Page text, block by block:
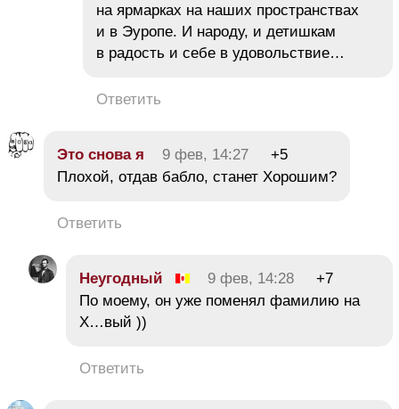
на ярмарках на наших пространствах
и в Эуропе. И народу, и детишкам
в радость и себе в удовольствие…
Ответить
Это снова я 9 фев, 14:27
+5
Плохой, отдав бабло, станет Хорошим?
Ответить
Неугодный 9 фев, 14:28
+7
По моему, он уже поменял фамилию на
Х…вый ))
Ответить